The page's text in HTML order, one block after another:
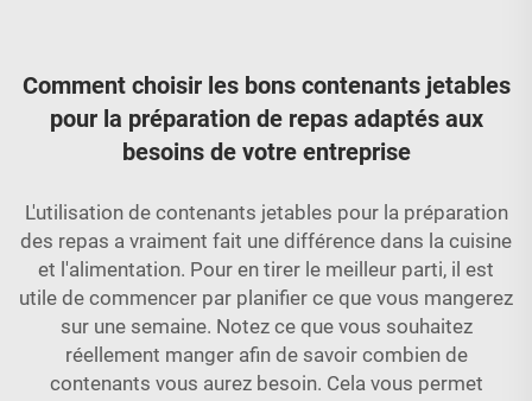
Comment choisir les bons contenants jetables
pour la préparation de repas adaptés aux
besoins de votre entreprise
L'utilisation de contenants jetables pour la préparation
des repas a vraiment fait une différence dans la cuisine
et l'alimentation. Pour en tirer le meilleur parti, il est
utile de commencer par planifier ce que vous mangerez
sur une semaine. Notez ce que vous souhaitez
réellement manger afin de savoir combien de
contenants vous aurez besoin. Cela vous permet